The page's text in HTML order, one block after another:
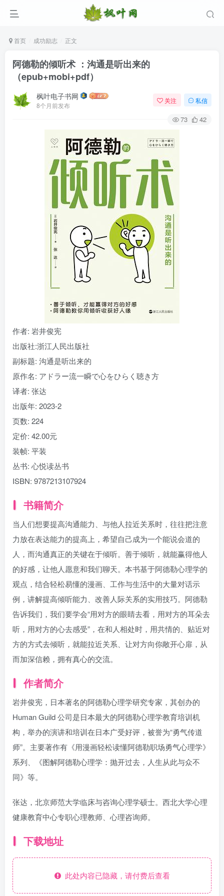
首页 成功励志 正文
阿德勒的倾听术 ：沟通是听出来的
（epub+mobi+pdf）
枫叶电子书网
8个月前发布
关注 私信
73 42
作者: 岩井俊宪
出版社:浙江人民出版社
副标题: 沟通是听出来的
原作名: アドラー流一瞬で心をひらく聴き方
译者: 张达
出版年: 2023-2
页数: 224
定价: 42.00元
装帧: 平装
丛书: 心悦读丛书
ISBN: 9787213107924
书籍简介
当人们想要提高沟通能力、与他人拉近关系时，往往把注意
力放在表达能力的提高上，希望自己成为一个能说会道的
人，而沟通真正的关键在于倾听。善于倾听，就能赢得他人
的好感，让他人愿意和我们聊天。本书基于阿德勒心理学的
观点，结合轻松易懂的漫画、工作与生活中的大量对话示
例，讲解提高倾听能力、改善人际关系的实用技巧。阿德勒
告诉我们，我们要学会“用对方的眼睛去看，用对方的耳朵去
听，用对方的心去感受”，在和人相处时，用共情的、贴近对
方的方式去倾听，就能拉近关系、让对方向你敞开心扉，从
而加深信赖，拥有真心的交流。
作者简介
岩井俊宪，日本著名的阿德勒心理学研究专家，其创办的
Human Guild 公司是日本最大的阿德勒心理学教育培训机
构，举办的演讲和培训在日本广受好评，被誉为“勇气传道
师”。主要著作有《用漫画轻松读懂阿德勒职场勇气心理学》
系列、《图解阿德勒心理学：抛开过去，人生从此与众不
同》等。
张达，北京师范大学临床与咨询心理学硕士。西北大学心理
健康教育中心专职心理教师、心理咨询师。
下载地址
此处内容已隐藏，请付费后查看
登录
没有账号？立即注册
用户名/手机号/邮箱
登录密码
记住登录 找回密码|免密登录
登录